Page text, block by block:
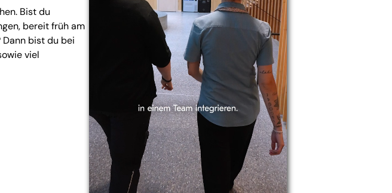
Bist du
bereit früh am
bist du bei
viel